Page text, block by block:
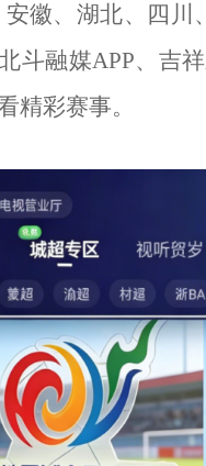
徽、湖北、四
斗融媒APP、吉
精彩赛事。